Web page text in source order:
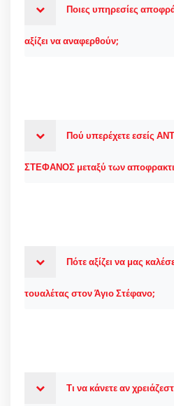
Ποιες υπηρεσίες
αξίζει να αναφερθούν;
Πού υπερέχετε εσείς
ΣΤΕΦΑΝΟΣ μεταξύ των
Πότε αξίζει να μας
τουαλέτας στον Άγιο Στέφανο;
Τι να κάνετε αν